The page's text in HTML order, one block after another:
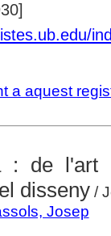
a aquest
: de
disseny/
Josep